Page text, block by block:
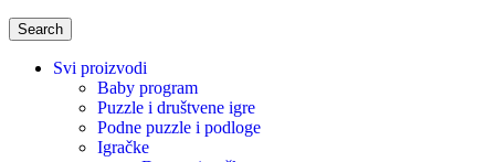
Search
Svi proizvodi
Baby program
Puzzle i društvene igre
Podne puzzle i podloge
Igračke